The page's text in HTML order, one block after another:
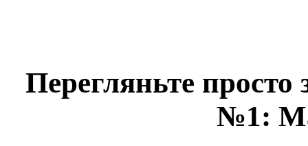
Перегляньте
№1: